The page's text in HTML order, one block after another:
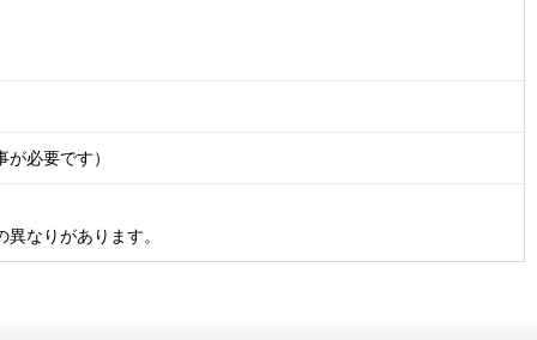
必要です）
なりがあります。